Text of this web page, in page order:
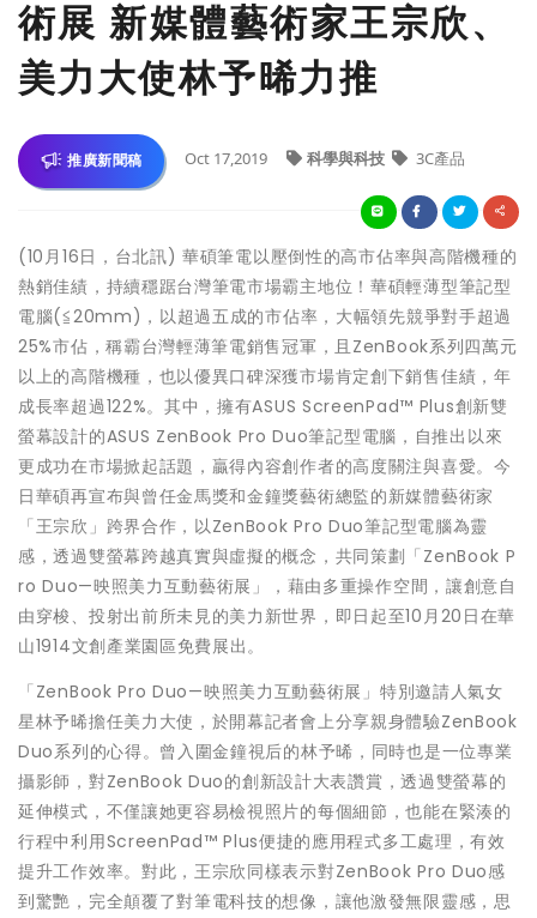
術展 新媒體藝術家王宗欣、
美力大使林予晞力推
推廣新聞稿 Oct 17,2019 科學與科技 3C產品
(10月16日，台北訊) 華碩筆電以壓倒性的高市佔率與高階機種的
熱銷佳績，持續穩踞台灣筆電市場霸主地位！華碩輕薄型筆記型
電腦(≦20mm)，以超過五成的市佔率，大幅領先競爭對手超過
25%市佔，稱霸台灣輕薄筆電銷售冠軍，且ZenBook系列四萬元
以上的高階機種，也以優異口碑深獲市場肯定創下銷售佳績，年
成長率超過122%。其中，擁有ASUS ScreenPad™ Plus創新雙
螢幕設計的ASUS ZenBook Pro Duo筆記型電腦，自推出以來
更成功在市場掀起話題，贏得內容創作者的高度關注與喜愛。今
日華碩再宣布與曾任金馬獎和金鐘獎藝術總監的新媒體藝術家
「王宗欣」跨界合作，以ZenBook Pro Duo筆記型電腦為靈
感，透過雙螢幕跨越真實與虛擬的概念，共同策劃「ZenBook P
ro Duo—映照美力互動藝術展」，藉由多重操作空間，讓創意自
由穿梭、投射出前所未見的美力新世界，即日起至10月20日在華
山1914文創產業園區免費展出。
「ZenBook Pro Duo—映照美力互動藝術展」特別邀請人氣女
星林予晞擔任美力大使，於開幕記者會上分享親身體驗ZenBook
Duo系列的心得。曾入圍金鐘視后的林予晞，同時也是一位專業
攝影師，對ZenBook Duo的創新設計大表讚賞，透過雙螢幕的
延伸模式，不僅讓她更容易檢視照片的每個細節，也能在緊湊的
行程中利用ScreenPad™ Plus便捷的應用程式多工處理，有效
提升工作效率。對此，王宗欣同樣表示對ZenBook Pro Duo感
到驚艷，完全顛覆了對筆電科技的想像，讓他激發無限靈感，思